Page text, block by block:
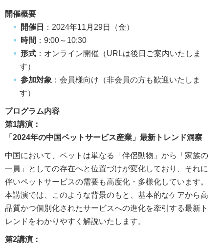
開催概要
開催日
：2024年11月29日（金）
時間 ：9:00～10:30
形式 ：オンライン開催（URLは後日ご案内いたしま
す）
参加対象 ：会員様向け（非会員の方も歓迎いたしま
す）
プログラム内容
第1講演：
「2024年の中国ペットサービス産業」最新トレンド洞察
中国において、ペットは単なる「伴侶動物」から「家族の
一員」としての存在へと位置づけが変化しており、それに
伴いペットサービスの需要も高度化・多様化しています。
本講演では、このような背景のもと、基本的なケアから高
品質かつ個別化されたサービスへの進化を牽引する最新ト
レンドをわかりやすく解説いたします。
第2講演：